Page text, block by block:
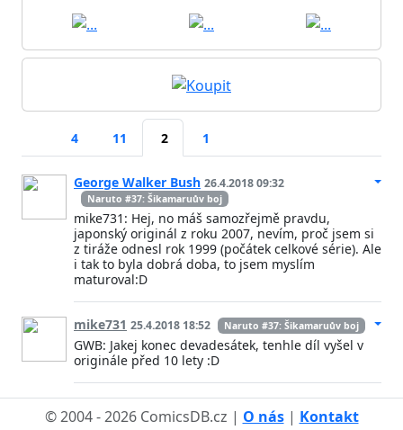
4 11 2 1
George Walker Bush 26.4.2018 09:32
Naruto #37: Šikamaruův boj
mike731: Hej, no máš samozřejmě pravdu,
japonský originál z roku 2007, nevím, proč jsem si
z tiráže odnesl rok 1999 (počátek celkové série). Ale
i tak to byla dobrá doba, to jsem myslím
maturoval:D
mike731 25.4.2018 18:52 Naruto #37: Šikamaruův boj
GWB: Jakej konec devadesátek, tenhle díl vyšel v
originále před 10 lety :D
© 2004 - 2026 ComicsDB.cz | O nás| Kontakt